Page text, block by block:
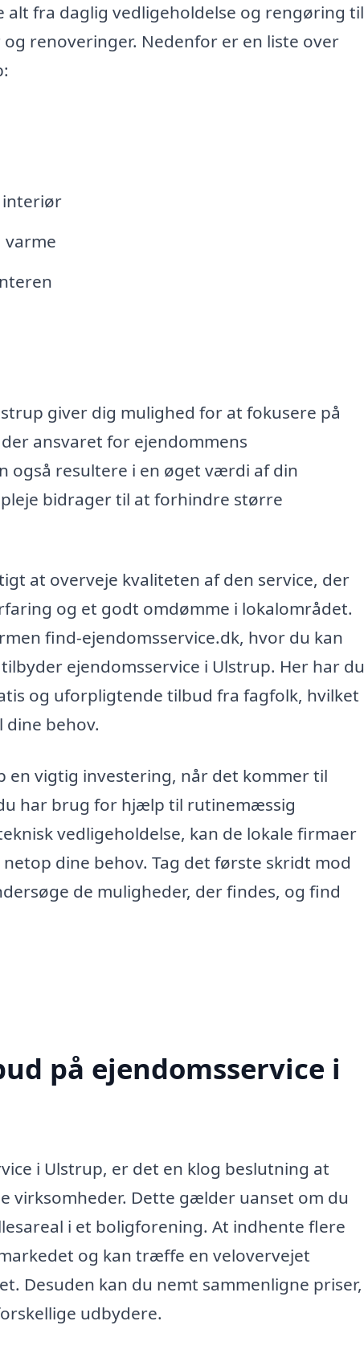
fra daglig vedligeholdelse og rengøring til
renoveringer. Nedenfor er en liste over
interiør
varme
giver dig mulighed for at fokusere på
ansvaret for ejendommens
også resultere i en øget værdi af din
bidrager til at forhindre større
at overveje kvaliteten af den service, der
og et godt omdømme i lokalområdet.
find-ejendomsservice.dk, hvor du kan
ejendomsservice i Ulstrup. Her har du
og uforpligtende tilbud fra fagfolk, hvilket
behov.
en vigtig investering, når det kommer til
har brug for hjælp til rutinemæssig
vedligeholdelse, kan de lokale firmaer
dine behov. Tag det første skridt mod
de muligheder, der findes, og find
på ejendomsservice i
i Ulstrup, er det en klog beslutning at
virksomheder. Dette gælder uanset om du
i et boligforening. At indhente flere
og kan træffe en velovervejet
Desuden kan du nemt sammenligne priser,
udbydere.